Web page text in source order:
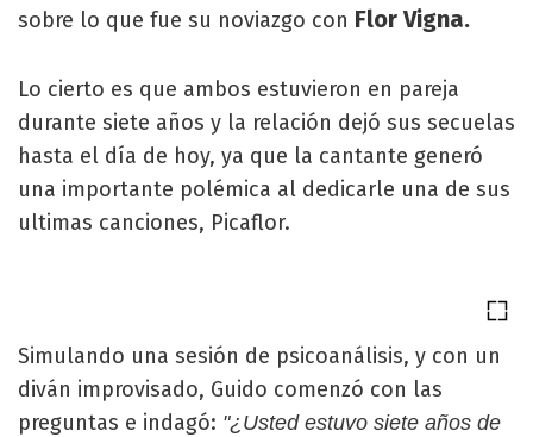
sobre lo que fue su noviazgo con Flor Vigna.
Lo cierto es que ambos estuvieron en pareja
durante siete años y la relación dejó sus secuelas
hasta el día de hoy, ya que la cantante generó
una importante polémica al dedicarle una de sus
ultimas canciones, Picaflor.
Simulando una sesión de psicoanálisis, y con un
diván improvisado, Guido comenzó con las
preguntas e indagó: "¿Usted estuvo siete años de